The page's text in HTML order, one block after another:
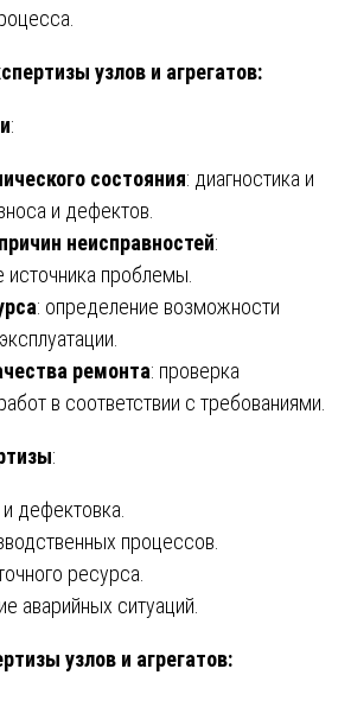
узлов и агрегатов:
:
состояния: диагностика и
и дефектов.
неисправностей:
источника проблемы.
: определение возможности
ремонта: проверка
в соответствии с требованиями.
:
дефектовка.
процессов.
ресурса.
аварийных ситуаций.
узлов и агрегатов: